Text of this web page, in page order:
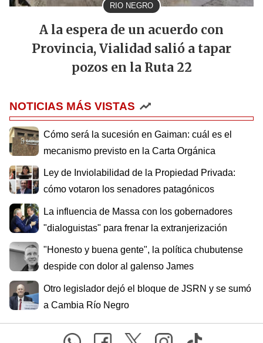
RIO NEGRO
A la espera de un acuerdo con
Provincia, Vialidad salió a tapar
pozos en la Ruta 22
NOTICIAS MÁS VISTAS
Cómo será la sucesión en Gaiman: cuál es el
mecanismo previsto en la Carta Orgánica
Ley de Inviolabilidad de la Propiedad Privada:
cómo votaron los senadores patagónicos
La influencia de Massa con los gobernadores
"dialoguistas" para frenar la extranjerización
"Honesto y buena gente", la política chubutense
despide con dolor al galenso James
Otro legislador dejó el bloque de JSRN y se sumó
a Cambia Río Negro